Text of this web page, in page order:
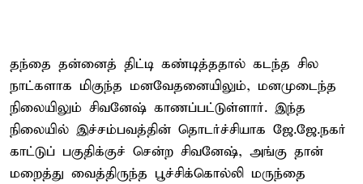
தந்தை தன்னைத் திட்டி கண்டித்ததால் கடந்த சில
நாட்களாக மிகுந்த மனவேதனையிலும், மனமுடைந்த
நிலையிலும் சிவனேஷ் காணப்பட்டுள்ளார். இந்த
நிலையில் இச்சம்பவத்தின் தொடர்ச்சியாக ஜே.ஜே.நகர்
காட்டுப் பகுதிக்குச் சென்ற சிவனேஷ், அங்கு தான்
மறைத்து வைத்திருந்த பூச்சிக்கொல்லி மருந்தை